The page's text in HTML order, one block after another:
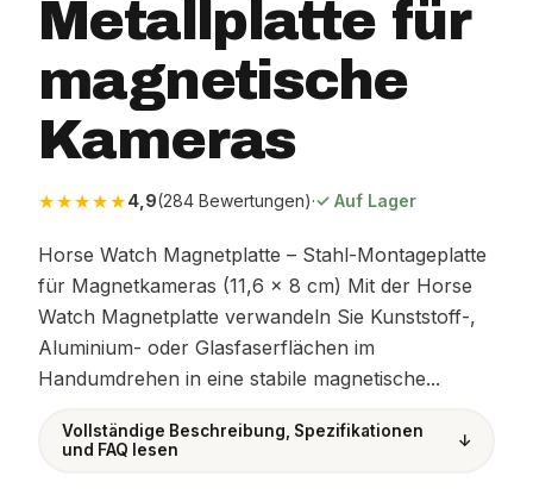
Metallplatte für
magnetische
Kameras
★★★★★4,9(284 Bewertungen)·✓ Auf Lager
Horse Watch Magnetplatte – Stahl-Montageplatte
für Magnetkameras (11,6 × 8 cm) Mit der Horse
Watch Magnetplatte verwandeln Sie Kunststoff-,
Aluminium- oder Glasfaserflächen im
Handumdrehen in eine stabile magnetische...
Vollständige Beschreibung, Spezifikationen
und FAQ lesen
↓